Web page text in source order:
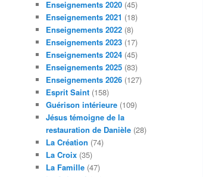
Enseignements 2020 (45)
Enseignements 2021 (18)
Enseignements 2022 (8)
Enseignements 2023 (17)
Enseignements 2024 (45)
Enseignements 2025 (83)
Enseignements 2026 (127)
Esprit Saint (158)
Guérison intérieure (109)
Jésus témoigne de la
restauration de Danièle (28)
La Création (74)
La Croix (35)
La Famille (47)